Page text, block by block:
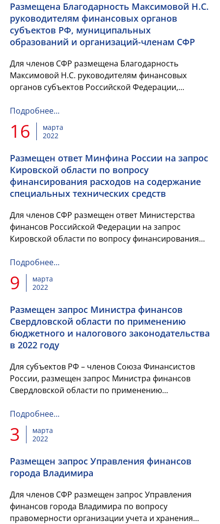
Размещена Благодарность Максимовой Н.С.
руководителям финансовых органов
субъектов РФ, муниципальных
образований и организаций-членам СФР
Для членов СФР размещена Благодарность
Максимовой Н.С. руководителям финансовых
органов субъектов Российской Федерации,
членам Союза Финансистов России.
Подробнее…
16
марта
2022
Размещен ответ Минфина России на запрос
Кировской области по вопросу
финансирования расходов на содержание
специальных технических средств
Для членов СФР размещен ответ Министерства
финансов Российской Федерации на запрос
Кировской области по вопросу финансирования
средств, имеющих функции ф...
Подробнее…
9
марта
2022
Размещен запрос Министра финансов
Свердловской области по применению
бюджетного и налогового законодательства
в 2022 году
Для субъектов РФ – членов Союза Финансистов
России, размещен запрос Министра финансов
Свердловской области по применению
году.
Подробнее…
3
марта
2022
Размещен запрос Управления финансов
города Владимира
Для членов СФР размещен запрос Управления
финансов города Владимира по вопросу
правомерности организации учета и хранения